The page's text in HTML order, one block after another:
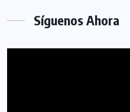
Síguenos Ahora